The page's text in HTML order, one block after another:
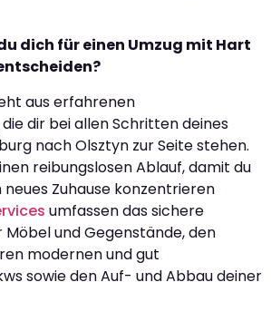
dich für einen Umzug mit Hart
aus erfahrenen
dir bei allen Schritten deines
nach Olsztyn zur Seite stehen.
reibungslosen Ablauf, damit du
Zuhause konzentrieren
umfassen das sichere
und Gegenstände, den
modernen und gut
sowie den Auf- und Abbau deiner